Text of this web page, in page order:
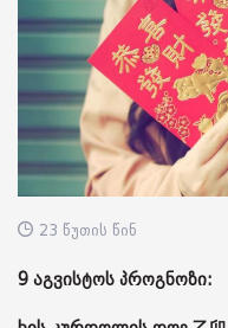
23 წუთის წინ
9 აგვისტოს პროგნოზი: